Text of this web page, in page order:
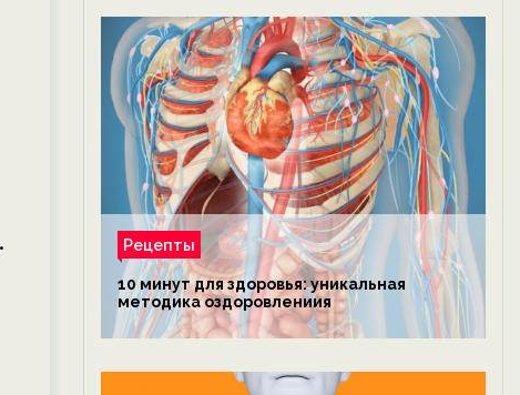
Рецепты
10 минут для здоровья: уникальная
методика оздоровлениия